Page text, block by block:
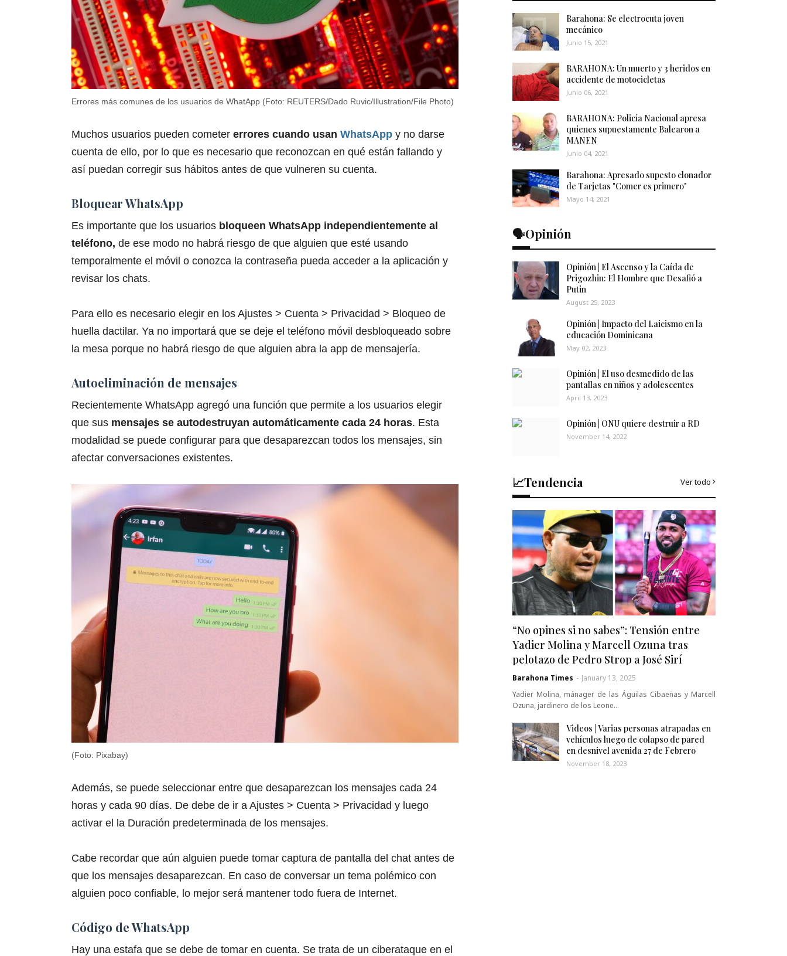
Errores más comunes de los usuarios de WhatApp (Foto: REUTERS/Dado Ruvic/Illustration/File Photo)
Muchos usuarios pueden cometer errores cuando usan WhatsApp y no darse
cuenta de ello, por lo que es necesario que reconozcan en qué están fallando y
así puedan corregir sus hábitos antes de que vulneren su cuenta.
Bloquear WhatsApp
Es importante que los usuarios bloqueen WhatsApp independientemente al
teléfono, de ese modo no habrá riesgo de que alguien que esté usando
temporalmente el móvil o conozca la contraseña pueda acceder a la aplicación y
revisar los chats.
Para ello es necesario elegir en los Ajustes > Cuenta > Privacidad > Bloqueo de
huella dactilar. Ya no importará que se deje el teléfono móvil desbloqueado sobre
la mesa porque no habrá riesgo de que alguien abra la app de mensajería.
Autoeliminación de mensajes
Recientemente WhatsApp agregó una función que permite a los usuarios elegir
que sus mensajes se autodestruyan automáticamente cada 24 horas. Esta
modalidad se puede configurar para que desaparezcan todos los mensajes, sin
afectar conversaciones existentes.
(Foto: Pixabay)
Además, se puede seleccionar entre que desaparezcan los mensajes cada 24
horas y cada 90 días. De debe de ir a Ajustes > Cuenta > Privacidad y luego
activar el la Duración predeterminada de los mensajes.
Cabe recordar que aún alguien puede tomar captura de pantalla del chat antes de
que los mensajes desaparezcan. En caso de conversar un tema polémico con
alguien poco confiable, lo mejor será mantener todo fuera de Internet.
Código de WhatsApp
Hay una estafa que se debe de tomar en cuenta. Se trata de un ciberataque en el
Barahona: Se electrocuta joven
mecánico
Junio 15, 2021
BARAHONA: Un muerto y 3 heridos en
accidente de motocicletas
Junio 06, 2021
BARAHONA: Policía Nacional apresa
quienes supuestamente Balearon a
MANEN
Junio 04, 2021
Barahona: Apresado supesto clonador
de Tarjetas "Comer es primero"
Mayo 14, 2021
🗣️Opinión
Opinión | El Ascenso y la Caída de
Prigozhin: El Hombre que Desafió a
Putin
August 25, 2023
Opinión | Impacto del Laicismo en la
educación Dominicana
May 02, 2023
Opinión | El uso desmedido de las
pantallas en niños y adolescentes
April 13, 2023
Opinión | ONU quiere destruir a RD
November 14, 2022
📈Tendencia Ver todo
“No opines si no sabes”: Tensión entre
Yadier Molina y Marcell Ozuna tras
pelotazo de Pedro Strop a José Sirí
Barahona Times - January 13, 2025
Yadier Molina, mánager de las Águilas Cibaeñas y Marcell
Ozuna, jardinero de los Leone…
Videos | Varias personas atrapadas en
vehículos luego de colapso de pared
en desnivel avenida 27 de Febrero
November 18, 2023